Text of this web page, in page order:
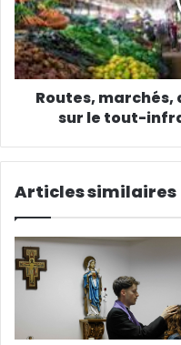
Routes,
sur le tout-
Articles similaires